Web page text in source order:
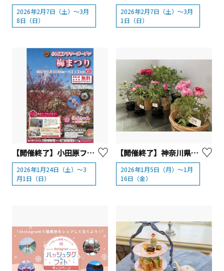
2026年2月7日（土）～3月
8日（日）
2026年2月7日（土）～3月
1日（日）
【開催終了】小田原フラワーガーデン 梅まつり
2026年1月24日（土）～3
月1日（日）
【開催終了】神奈川県立 恩賜箱根公園「冬の牡丹展」
2026年1月5日（月）～1月
16日（金）